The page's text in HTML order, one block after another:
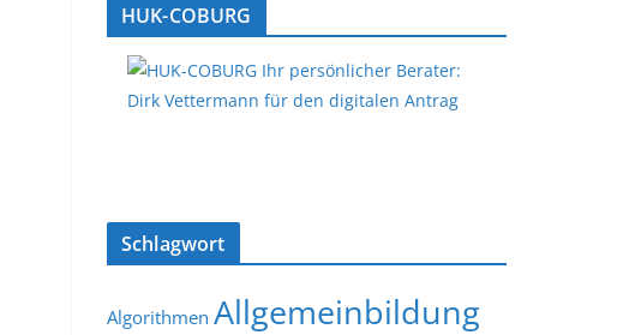
HUK-COBURG
Schlagwort
Algorithmen Allgemeinbildung